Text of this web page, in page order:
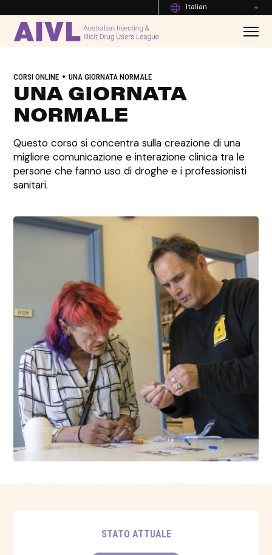
Italian
CORSI ONLINE • UNA GIORNATA NORMALE
UNA GIORNATA
NORMALE
Questo corso si concentra sulla creazione di una
migliore comunicazione e interazione clinica tra le
persone che fanno uso di droghe e i professionisti
sanitari.
STATO ATTUALE